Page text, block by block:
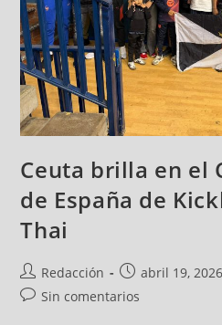
Ceuta brilla en el
de España de
Thai
Redacción abril 19, 2026
Sin comentarios